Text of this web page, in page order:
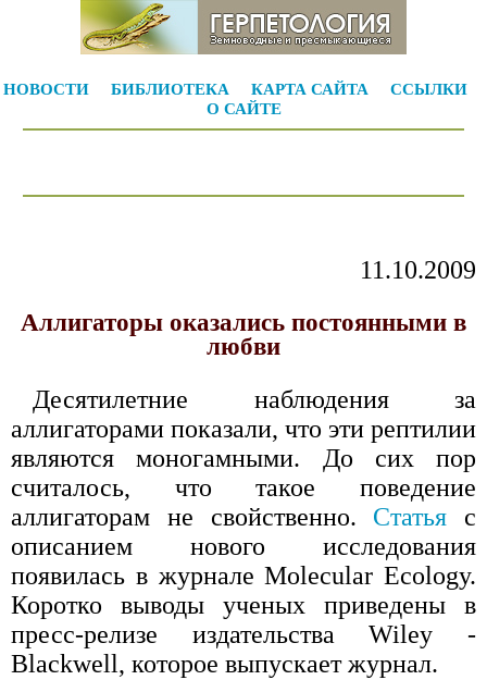
НОВОСТИ БИБЛИОТЕКА КАРТА САЙТА
ССЫЛКИ
О САЙТЕ
11.10.2009
Аллигаторы оказались постоянными в
любви
Десятилетние наблюдения за
аллигаторами показали, что эти рептилии
являются моногамными. До сих пор
считалось, что такое поведение
аллигаторам не свойственно. Статья с
описанием нового исследования
появилась в журнале Molecular Ecology.
Коротко выводы ученых приведены в
пресс-релизе издательства Wiley -
Blackwell, которое выпускает журнал.